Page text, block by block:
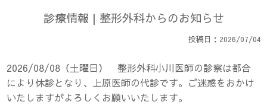
診療情報 | 整形外科からのお知らせ
投稿日：2026/07/04
2026/08/08（土曜日） 整形外科小川医師の診察は都合
により休診となり、上原医師の代診です。ご迷惑をおかけ
いたしますがよろしくお願いいたします。